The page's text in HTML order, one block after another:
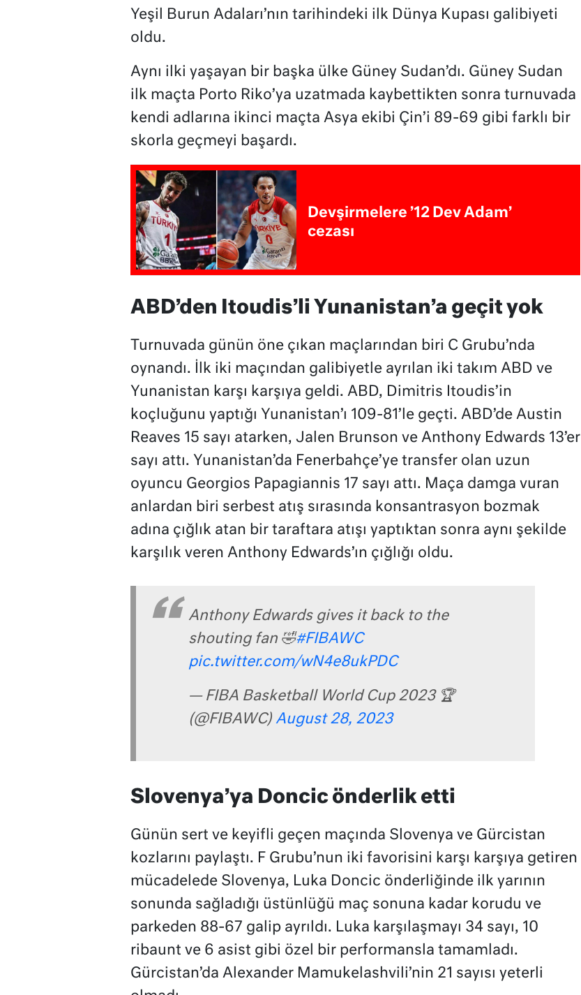
Yeşil Burun Adaları’nın tarihindeki ilk Dünya Kupası galibiyeti
oldu.
Aynı ilki yaşayan bir başka ülke Güney Sudan’dı. Güney Sudan
ilk maçta Porto Riko’ya uzatmada kaybettikten sonra turnuvada
kendi adlarına ikinci maçta Asya ekibi Çin’i 89-69 gibi farklı bir
skorla geçmeyi başardı.
Devşirmelere ’12 Dev Adam’
cezası
ABD’den Itoudis’li Yunanistan’a geçit yok
Turnuvada günün öne çıkan maçlarından biri C Grubu’nda
oynandı. İlk iki maçından galibiyetle ayrılan iki takım ABD ve
Yunanistan karşı karşıya geldi. ABD, Dimitris Itoudis’in
koçluğunu yaptığı Yunanistan’ı 109-81’le geçti. ABD’de Austin
Reaves 15 sayı atarken, Jalen Brunson ve Anthony Edwards 13’er
sayı attı. Yunanistan’da Fenerbahçe’ye transfer olan uzun
oyuncu Georgios Papagiannis 17 sayı attı. Maça damga vuran
anlardan biri serbest atış sırasında konsantrasyon bozmak
adına çığlık atan bir taraftara atışı yaptıktan sonra aynı şekilde
karşılık veren Anthony Edwards’ın çığlığı oldu.
Anthony Edwards gives it back to the
shouting fan 🤣#FIBAWC
pic.twitter.com/wN4e8ukPDC
— FIBA Basketball World Cup 2023 🏆
(@FIBAWC) August 28, 2023
Slovenya’ya Doncic önderlik etti
Günün sert ve keyifli geçen maçında Slovenya ve Gürcistan
kozlarını paylaştı. F Grubu’nun iki favorisini karşı karşıya getiren
mücadelede Slovenya, Luka Doncic önderliğinde ilk yarının
sonunda sağladığı üstünlüğü maç sonuna kadar korudu ve
parkeden 88-67 galip ayrıldı. Luka karşılaşmayı 34 sayı, 10
ribaunt ve 6 asist gibi özel bir performansla tamamladı.
Gürcistan’da Alexander Mamukelashvili’nin 21 sayısı yeterli